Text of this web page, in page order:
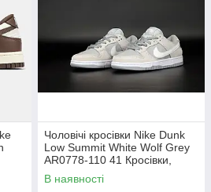
Чоловічі кросівки Nike Dunk
Low Summit White Wolf Grey
AR0778-110 41 Кросівки,
Текстильна, Шнурівка, Товста
підошва, Замша,
В наявності